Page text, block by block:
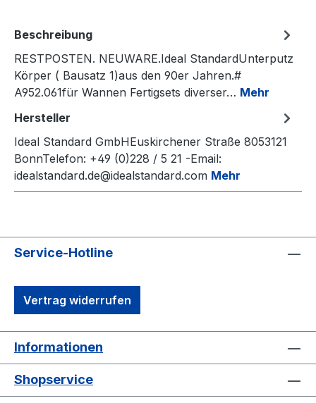
Beschreibung
RESTPOSTEN. NEUWARE.Ideal StandardUnterputz
Körper ( Bausatz 1)aus den 90er Jahren.#
A952.061für Wannen Fertigsets diverser… Mehr
Hersteller
Ideal Standard GmbHEuskirchener Straße 8053121
BonnTelefon: +49 (0)228 / 5 21 -Email:
idealstandard.de@idealstandard.com Mehr
Service-Hotline
Vertrag widerrufen
Informationen
Shopservice